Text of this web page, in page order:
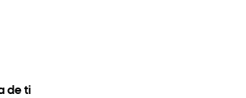
de ti